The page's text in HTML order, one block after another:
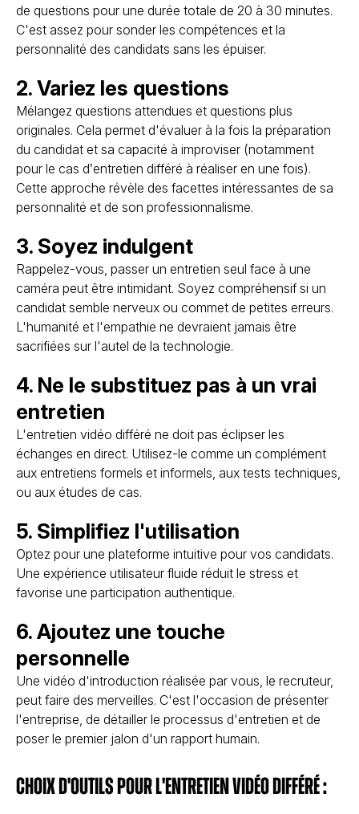
de questions pour une durée totale de 20 à 30 minutes.
C'est assez pour sonder les compétences et la
personnalité des candidats sans les épuiser.
2. Variez les questions
Mélangez questions attendues et questions plus
originales. Cela permet d'évaluer à la fois la préparation
du candidat et sa capacité à improviser (notamment
pour le cas d’entretien différé à réaliser en une fois).
Cette approche révèle des facettes intéressantes de sa
personnalité et de son professionnalisme.
3. Soyez indulgent
Rappelez-vous, passer un entretien seul face à une
caméra peut être intimidant. Soyez compréhensif si un
candidat semble nerveux ou commet de petites erreurs.
L'humanité et l'empathie ne devraient jamais être
sacrifiées sur l'autel de la technologie.
4. Ne le substituez pas à un vrai
entretien
L'entretien vidéo différé ne doit pas éclipser les
échanges en direct. Utilisez-le comme un complément
aux entretiens formels et informels, aux tests techniques,
ou aux études de cas.
5. Simplifiez l'utilisation
Optez pour une plateforme intuitive pour vos candidats.
Une expérience utilisateur fluide réduit le stress et
favorise une participation authentique.
6. Ajoutez une touche
personnelle
Une vidéo d'introduction réalisée par vous, le recruteur,
peut faire des merveilles. C'est l'occasion de présenter
l'entreprise, de détailler le processus d'entretien et de
poser le premier jalon d'un rapport humain.
Choix d'outils pour l'entretien vidéo différé :